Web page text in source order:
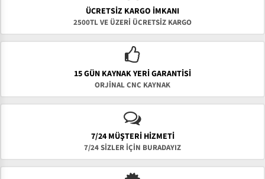
ÜCRETSIZ KARGO İMKANI
2500TL VE ÜZERİ ÜCRETSİZ KARGO
15 GÜN KAYNAK YERI GARANTISI
ORJİNAL CNC KAYNAK
7/24 MÜŞTERİ HİZMETİ
7/24 SİZLER İÇİN BURADAYIZ